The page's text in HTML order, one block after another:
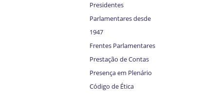
Presidentes
Parlamentares desde
1947
Frentes Parlamentares
Prestação de Contas
Presença em Plenário
Código de Ética